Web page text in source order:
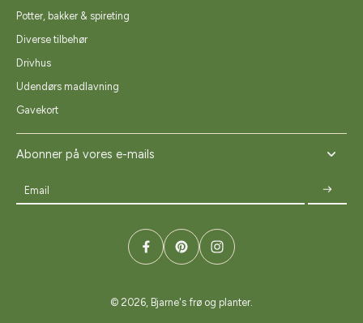
Potter, bakker & spireting
Diverse tilbehør
Drivhus
Udendørs madlavning
Gavekort
Abonner på vores e-mails
Email
© 2026, Bjarne's frø og planter.